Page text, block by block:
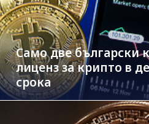
Само две български
лиценз за крипто в
срока